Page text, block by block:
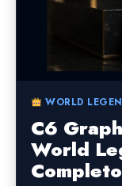
WORLD
C6
World